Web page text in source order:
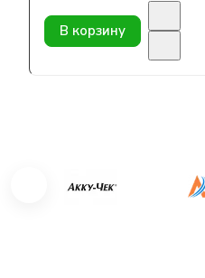
В корзину